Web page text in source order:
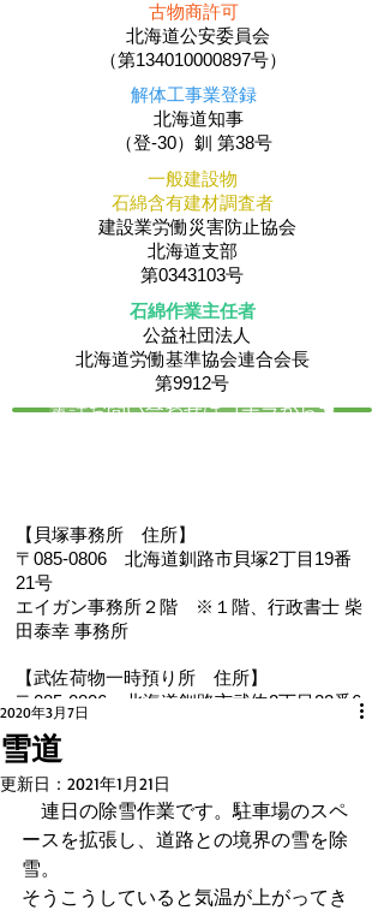
古物商許可
北海道公安委員会
（第134010000897号）
解体工事業登録
北海道知事
（登-30）釧 第38号
一般建設物
石綿含有建材調査者
建設業労働災害防止協会
北海道支部
第0343103号
石綿作業主任者
公益社団法人
​北海道労働基準協会連合会長
第9912号
電話お問い合わせはコチラから☚
【貝塚事務所 住所】
〒085-0806 北海道釧路市貝塚2丁目19番
21号
エイガン事務所２階
※１階、 行政書士 柴
田泰幸 事務所
【武佐荷物一時預り所 住所】
〒085-0806 北海道釧路市武佐2丁目22番6
号
【電 話・FAX】 ０１５４－３５－０９８７
【メール】 eigan@ab.auone-net.jp
【営業時間】 ９：００～１８：００
【定休日】 日曜､祝日
【インボイス登録番号】T1810632866930
【氏名又は名称】早坂昭平
雪道
2020年3月7日
更新日： 2021年1月21日
連日の除雪作業です。駐車場のスペ
ースを拡張し、道路との境界の雪を除
雪。
そうこうしていると気温が上がってき